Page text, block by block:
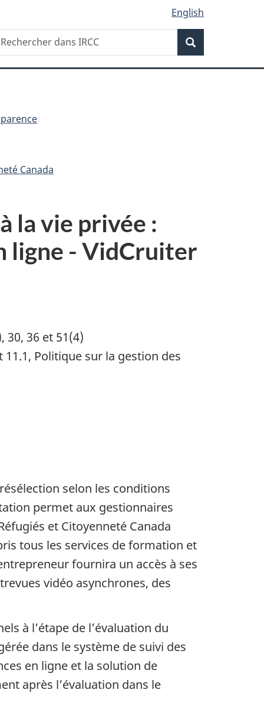
English
Recherche
Canada
la vie privée :
ligne - VidCruiter
30, 36 et 51(4)
Politique sur la gestion des
selon les conditions
permet aux gestionnaires
et Citoyenneté Canada
tous les services de formation et
fournira un accès à ses
vidéo asynchrones, des
à l’étape de l’évaluation du
dans le système de suivi des
en ligne et la solution de
après l’évaluation dans le